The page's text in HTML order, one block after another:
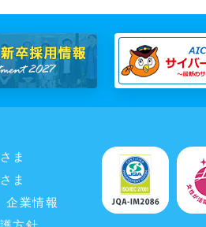
ま
ま
企業情報